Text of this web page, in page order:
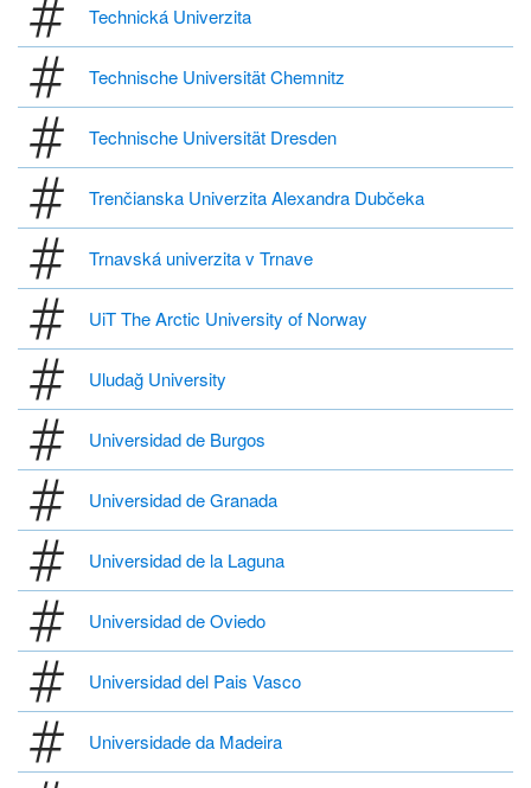
Technická Univerzita
Technische Universität Chemnitz
Technische Universität Dresden
Trenčianska Univerzita Alexandra Dubčeka
Trnavská univerzita v Trnave
UiT The Arctic University of Norway
Uludağ University
Universidad de Burgos
Universidad de Granada
Universidad de la Laguna
Universidad de Oviedo
Universidad del Pais Vasco
Universidade da Madeira